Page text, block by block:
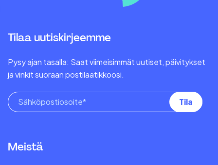
Tilaa uutiskirjeemme
Pysy ajan tasalla: Saat viimeisimmät uutiset, päivitykset
ja vinkit suoraan postilaatikkoosi.
Meistä